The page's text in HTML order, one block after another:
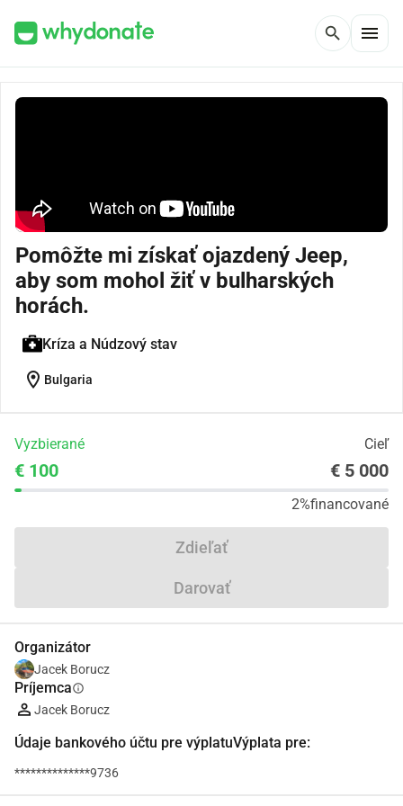
search menu
Pomôžte mi získať ojazdený Jeep,
aby som mohol žiť v bulharských
horách.
Kríza a Núdzový stav
location_on Bulgaria
Vyzbierané Cieľ
€ 100 € 5 000
2%financované
Zdieľať
Darovať
Organizátor
Jacek Borucz
Príjemcainfo
Jacek Borucz
Údaje bankového účtu pre výplatuVýplata pre:
**************9736